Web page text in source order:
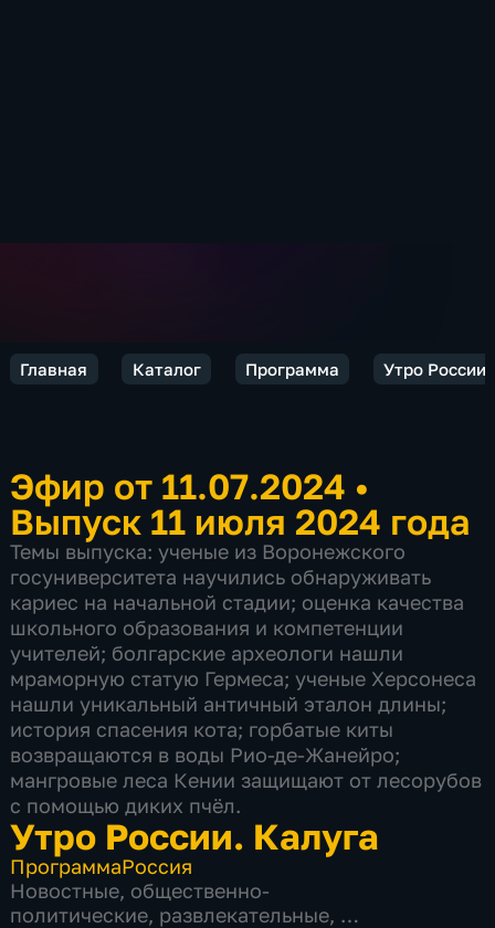
Главная Каталог Программа Утро
Эфир от 11.07.2024 •
Выпуск 11 июля 2024 года
Темы выпуска: ученые из Воронежского
госуниверситета научились обнаруживать
кариес на начальной стадии; оценка качества
школьного образования и компетенции
учителей; болгарские археологи нашли
мраморную статую Гермеса; ученые Херсонеса
нашли уникальный античный эталон длины;
история спасения кота; горбатые киты
возвращаются в воды Рио-де-Жанейро;
мангровые леса Кении защищают от лесорубов
с помощью диких пчёл.
Утро России. Калуга
ПрограммаРоссия
Новостные, общественно-
политические, развлекательные,